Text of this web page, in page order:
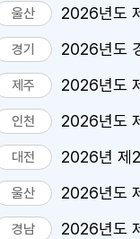
울산 2026년도
경기 2026년도
제주 2026년도
인천 2026년도
대전 2026년 제
울산 2026년도
경남 2026년도